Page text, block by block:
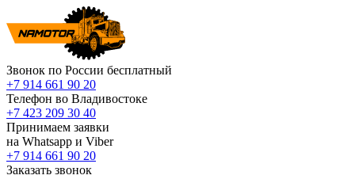
Звонок по России бесплатный
+7 914 661 90 20
Телефон во Владивостоке
+7 423 209 30 40
Принимаем заявки
на Whatsapp и Viber
+7 914 661 90 20
Заказать звонок